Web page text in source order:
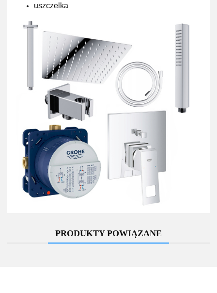
uszczelka
PRODUKTY POWIĄZANE